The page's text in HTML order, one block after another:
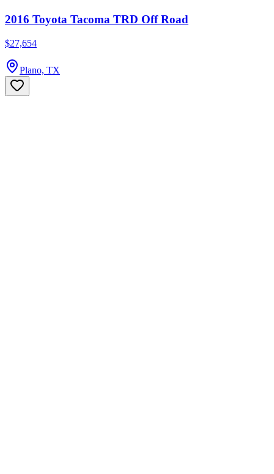
2016 Toyota Tacoma TRD Off Road
$27,654
Plano, TX